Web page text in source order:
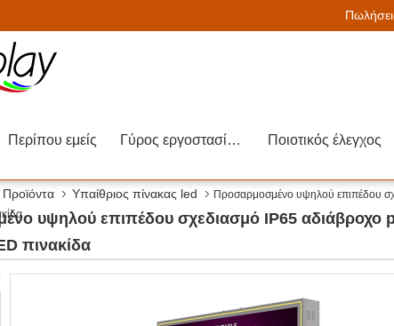
Περίπου εμείς Γύρος εργοστασίων Ποιοτικός έλεγχος
Προϊόντα Υπαίθριος πίνακας led
Προσαρμοσμένο υψηλού επιπέδου
υψηλού επιπέδου σχεδιασμό IP65 αδιάβροχο
πινακίδα